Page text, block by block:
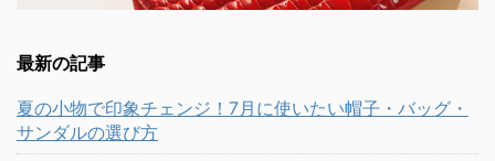
最新の記事
夏の小物で印象チェンジ！7月に使いたい帽子・バッグ・
サンダルの選び方